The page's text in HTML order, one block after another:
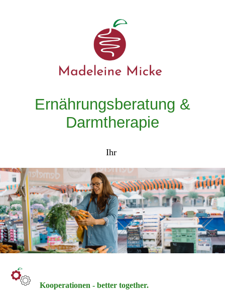
Ernährungsberatung &
Darmtherapie
Ihr
Kooperationen - better together.